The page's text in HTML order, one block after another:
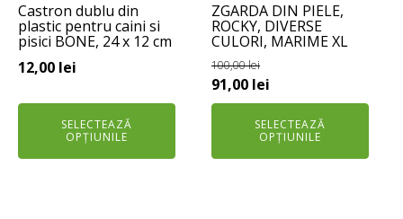
Castron dublu din
plastic pentru caini si
pisici BONE, 24 x 12 cm
12,00 lei
SELECTEAZĂ
OPȚIUNILE
fi
alese
în
produsului.
ZGARDA DIN PIELE,
ROCKY, DIVERSE
CULORI, MARIME XL
100,00lei
Prețul
inițial
91,00 lei
curent
este:
SELECTEAZĂ
OPȚIUNILE
fi
alese
în
pagina
produsului.